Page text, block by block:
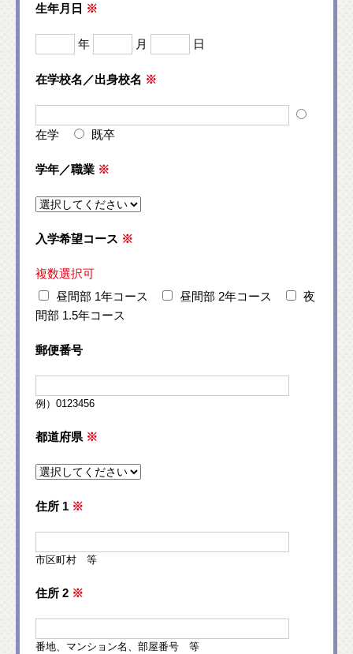
生年月日 ※
年 月 日
在学校名／出身校名 ※
在学 既卒
学年／職業 ※
入学希望コース ※
複数選択可
昼間部 1年コース
昼間部 2年コース
夜
間部 1.5年コース
郵便番号
例）0123456
都道府県 ※
住所 1 ※
市区町村 等
住所 2 ※
番地、マンション名、部屋番号 等